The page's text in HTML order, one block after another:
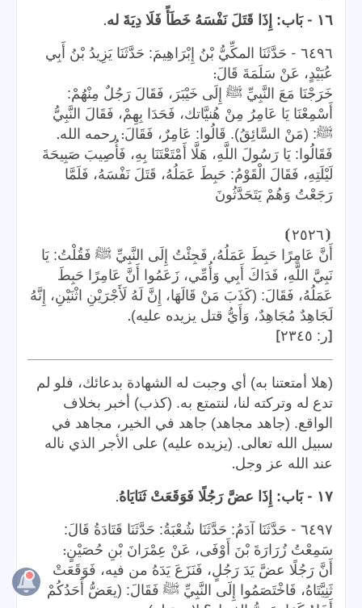
١٦ -بَاب: إِذَا قَتَلَ نَفْسَهُ خَطَأً فَلَا دِيَةَ له.
٦٤٩٦ - حَدَّثَنَا المكِّيُّ بْنُ إِبْرَاهِيمَ: حَدَّثَنَا يَزِيدُ بْنُ أَبِي
عُبَيْدٍ، عَنْ سَلَمَةَ قَالَ:
خَرَجْنَا مَعَ النَّبِيِّ ﷺ إِلَى خَيْبَرَ، فَقَالَ رَجُلٌ مِنْهُمْ:
أَسْمِعْنَا يَا عَامِرُ مِنْ هُنيَّاتك، فَحَدَا بِهِمْ، فَقَالَ النَّبِيُّ
ﷺ: (مَنْ السَّائِقُ). قَالُوا: عَامِرٌ، فَقَالَ: رحمه الله.
فَقَالُوا: يَا رَسُولَ اللَّهِ، هَلَّا أَمْتَعْتَنَا بِهِ، فَأُصِيبَ صَبِيحَةَ
لَيْلَتِهِ، فَقَالَ الْقَوْمُ: حَبِطَ عَمَلُهُ، قَتَلَ نَفْسَهُ، فَلَمَّا
رَجَعْتُ وَهُمْ يَتَحَدَّثُونَ
⦗٢٥٢٦ ⦘
أَنَّ عَامِرًا حَبِطَ عَمَلُهُ، فَجِئْتُ إِلَى النَّبِيِّ ﷺ فَقُلْتُ: يَا
نَبِيَّ اللَّهِ، فَدَاكَ أَبِي وَأُمِّي، زَعَمُوا أَنَّ عَامِرًا حَبِطَ
عَمَلُهُ، فَقَالَ: (كَذَبَ مَنْ قَالَهَا، إِنَّ لَهُ لَأَجْرَيْنِ اثْنَيْنِ، إِنَّهُ
لَجَاهِدٌ مُجَاهِدٌ، وَأَيُّ قتل يزيده عليه).
[ر: ٢٣٤٥ ]
(هلا أمتعتنا به) أي وجبت له الشهادة بدعائك، فلو لم
تدع له وتركته لنا، لنتمتع به. (كذب) أخبر بخلاف
الواقع. (جاهد مجاهد) جاهد في الخير، مجاهد في
سبيل الله تعالى. (يزيده عليه) على الأجر الذي ناله
عند الله عز وجل.
١٧ -بَاب: إِذَا عضَّ رَجُلًا فَوَقَعَتْ ثَنَايَاهُ.
٦٤٩٧ - حَدَّثَنَا آدَمُ: حَدَّثَنَا شُعْبَةُ: حَدَّثَنَا قَتَادَةُ قَالَ:
سَمِعْتُ زُرَارَةَ بْنَ أَوْفَى، عَنْ عِمْرَانَ بْنِ حُصَيْنٍ:
أَنَّ رَجُلًا عضَّ يَدَ رَجُلٍ، فَنَزَعَ يَدَهُ من فيه، فَوَقَعَتْ
ثَنِيَّتَاهُ، فَاخْتَصَمُوا إِلَى النَّبِيِّ ﷺ فَقَالَ: (يعَضُّ أَحَدُكُمْ